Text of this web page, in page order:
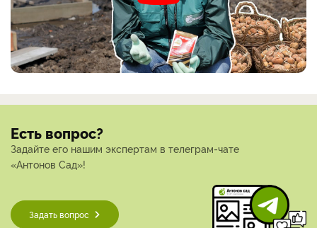
Есть вопрос?
Задайте его нашим экспертам в телеграм-чате
«Антонов Сад»!
Задать вопрос